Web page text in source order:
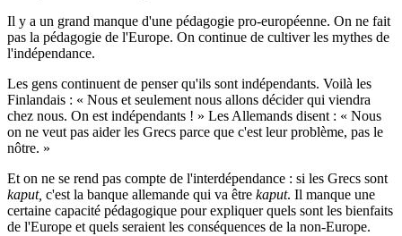
Il y a un grand manque d'une pédagogie pro-européenne. On ne fait
pas la pédagogie de l'Europe. On continue de cultiver les mythes de
l'indépendance.
Les gens continuent de penser qu'ils sont indépendants. Voilà les
Finlandais : « Nous et seulement nous allons décider qui viendra
chez nous. On est indépendants ! » Les Allemands disent : « Nous
on ne veut pas aider les Grecs parce que c'est leur problème, pas le
nôtre. »
Et on ne se rend pas compte de l'interdépendance : si les Grecs sont
kaput, c'est la banque allemande qui va être kaput. Il manque une
certaine capacité pédagogique pour expliquer quels sont les bienfaits
de l'Europe et quels seraient les conséquences de la non-Europe.